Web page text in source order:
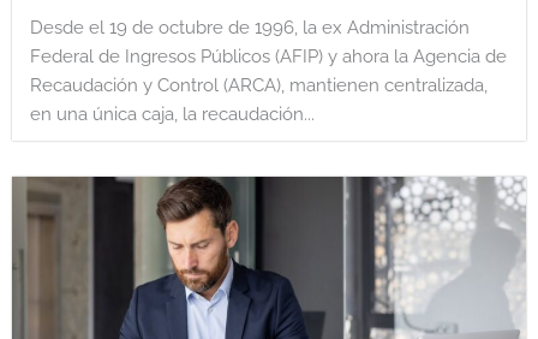
Desde el 19 de octubre de 1996, la ex Administración
Federal de Ingresos Públicos (AFIP) y ahora la Agencia de
Recaudación y Control (ARCA), mantienen centralizada,
en una única caja, la recaudación...